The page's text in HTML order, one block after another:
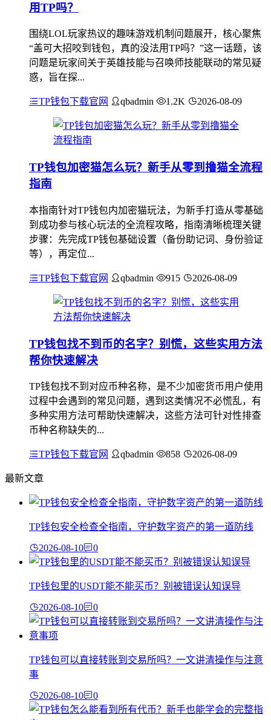
用TP吗？
围绕LOL玩家热议的趣味游戏机制问题展开，核心聚焦
“盖可大招咬到钱包，真的没法用TP吗？”这一话题，该
问题是玩家间关于英雄技能与召唤师技能联动的常见疑
惑，旨在探...
TP钱包下载官网 qbadmin 1.2K 2026-08-09
TP钱包加密猫怎么玩？新手从零到撸猫全流程
指南
本指南针对TP钱包内加密猫玩法，为新手打造从零基础
到成功参与核心玩法的全流程攻略，指南清晰梳理关键
步骤：先完成TP钱包基础设置（备份助记词、身份验证
等），再定位...
TP钱包下载官网 qbadmin 915 2026-08-09
TP钱包找不到币的名字？别慌，这些实用方法
帮你快速解决
TP钱包找不到对应币种名称，是不少加密货币用户使用
过程中会遇到的常见问题，遇到这类情况不必慌乱，有
多种实用方法可帮助快速解决，这些方法可针对性排查
币种名称缺失的...
TP钱包下载官网 qbadmin 858 2026-08-09
最新文章
TP钱包安全检查全指南，守护数字资产的第一道防线
2026-08-10 0
TP钱包里的USDT能不能买币？别被错误认知误导
2026-08-10 0
TP钱包可以直接转账到交易所吗？一文讲清操作与注意
事
2026-08-10 0